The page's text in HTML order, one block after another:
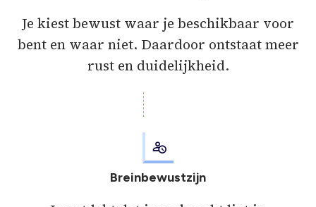
Je kiest bewust waar je beschikbaar voor
bent en waar niet. Daardoor ontstaat meer
rust en duidelijkheid.
Breinbewustzijn